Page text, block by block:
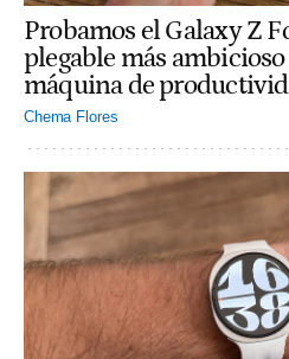
Probamos el Galaxy Z
plegable más
máquina de
Chema Flores